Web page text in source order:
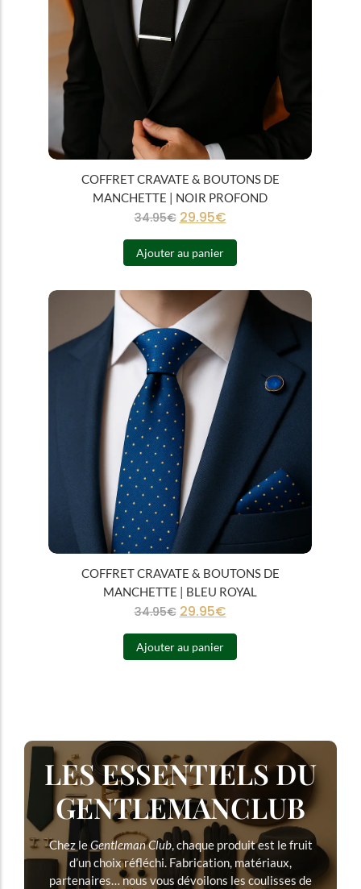
COFFRET CRAVATE & BOUTONS DE
MANCHETTE | NOIR PROFOND
34.95€ 29.95€
Ajouter au panier
COFFRET CRAVATE & BOUTONS DE
MANCHETTE | BLEU ROYAL
34.95€ 29.95€
Ajouter au panier
LES ESSENTIELS DU
GENTLEMANCLUB
Chez leGentleman Club, chaque produit est le fruit
d’un choix réfléchi. Fabrication, matériaux,
partenaires… nous vous dévoilons les coulisses de